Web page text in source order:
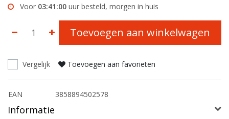
Voor 03:41:00 uur besteld, morgen in huis
Toevoegen aan winkelwagen
Vergelijk Toevoegen aan favorieten
EAN 3858894502578
Informatie